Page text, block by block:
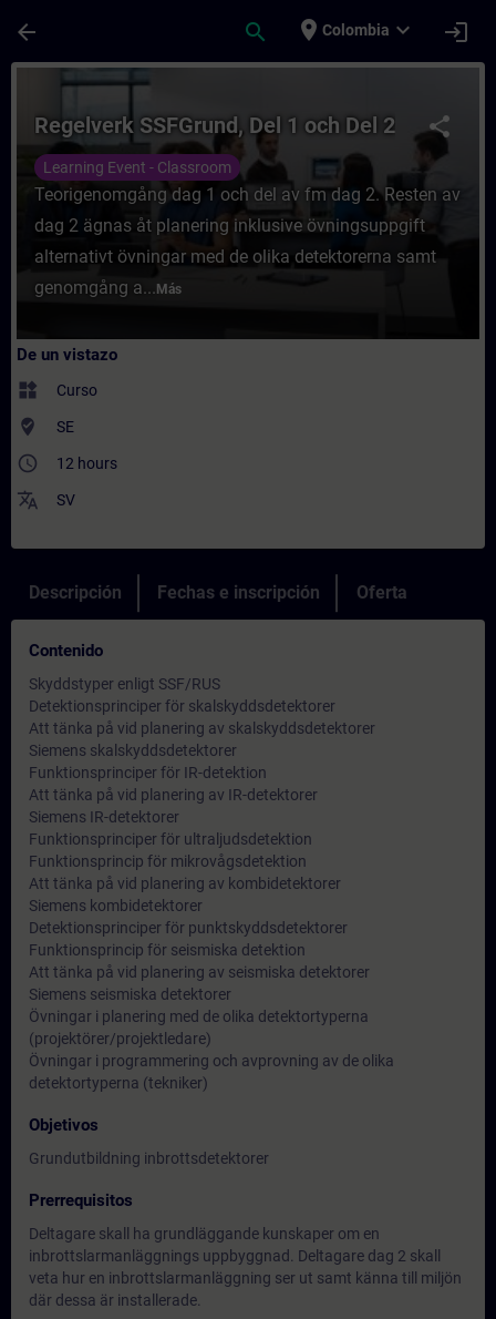
arrow_back search place Colombia expand_more login
Curso - Regelverk SSF​Grund, Del 1 och
share
Regelverk SSF​Grund, Del 1 och Del 2
Learning Event - Classroom
Teorigenomgång dag 1 och del av fm dag 2. Resten av
dag 2 ägnas åt planering inklusive övningsuppgift
alternativt övningar med de olika detektorerna samt
genomgång a... Más
De un vistazo
widgets Curso
where_to_vote SE
access_time 12 hours
translate SV
Descripción Fechas e inscripción Oferta
Contenido
Skyddstyper enligt SSF/RUS
Detektionsprinciper för skalskyddsdetektorer
Att tänka på vid planering av skalskyddsdetektorer
Siemens skalskyddsdetektorer
Funktionsprinciper för IR-detektion
Att tänka på vid planering av IR-detektorer
Siemens IR-detektorer
Funktionsprinciper för ultraljudsdetektion
Funktionsprincip för mikrovågsdetektion
Att tänka på vid planering av kombidetektorer
Siemens kombidetektorer
Detektionsprinciper för punktskyddsdetektorer
Funktionsprincip för seismiska detektion
Att tänka på vid planering av seismiska detektorer
Siemens seismiska detektorer
Övningar i planering med de olika detektortyperna
(projektörer/projektledare)
Övningar i programmering och avprovning av de olika
detektortyperna (tekniker)
Objetivos
Grundutbildning inbrottsdetektorer
Prerrequisitos
Deltagare skall ha grundläggande kunskaper om en
inbrottslarmanläggnings uppbyggnad. Deltagare dag 2 skall
veta hur en inbrottslarmanläggning ser ut samt känna till miljön
där dessa är installerade.